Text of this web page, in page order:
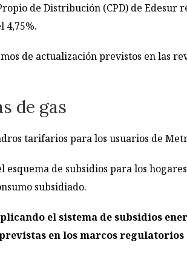
de Distribución (CPD) de
4,75%.
de actualización previstos en las
de gas
tarifarios para los usuarios de
esquema de subsidios para los
subsidiado.
el sistema de subsidios
en los marcos regulatorios